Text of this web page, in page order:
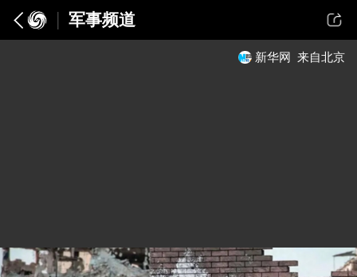
军事频道
新华网 来自北京